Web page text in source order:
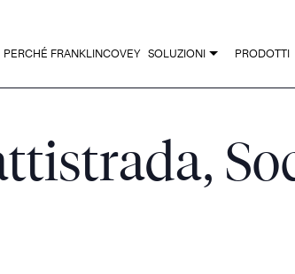
PERCHÉ FRANKLINCOVEY SOLUZIONI PRODOTTI